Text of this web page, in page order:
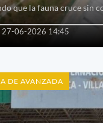
que la fauna cruce sin
27-06-2026 14:45
DE AVANZADA